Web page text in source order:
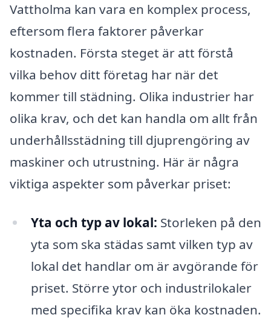
Vattholma kan vara en komplex process,
eftersom flera faktorer påverkar
kostnaden. Första steget är att förstå
vilka behov ditt företag har när det
kommer till städning. Olika industrier har
olika krav, och det kan handla om allt från
underhållsstädning till djuprengöring av
maskiner och utrustning. Här är några
viktiga aspekter som påverkar priset:
Yta och typ av lokal: Storleken på den
yta som ska städas samt vilken typ av
lokal det handlar om är avgörande för
priset. Större ytor och industrilokaler
med specifika krav kan öka kostnaden.